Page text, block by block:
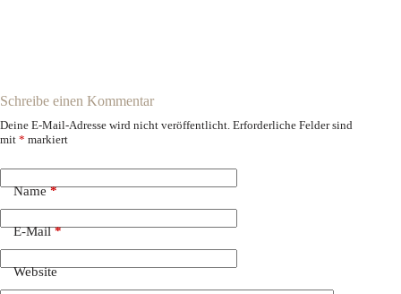
Schreibe einen Kommentar
Deine E-Mail-Adresse wird nicht veröffentlicht. Erforderliche Felder sind
mit * markiert
Name*
E-Mail*
Website